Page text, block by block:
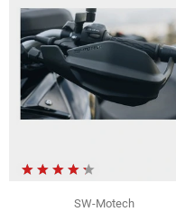
SW-Motech